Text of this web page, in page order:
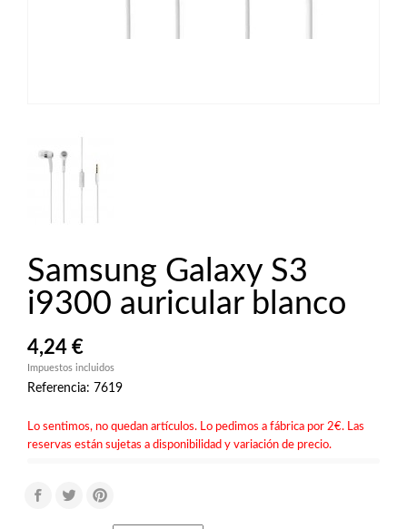
Samsung Galaxy S3
i9300 auricular blanco
4,24 €
Impuestos incluidos
Referencia: 7619
Lo sentimos, no quedan artículos. Lo pedimos a fábrica por 2€. Las
reservas están sujetas a disponibilidad y variación de precio.